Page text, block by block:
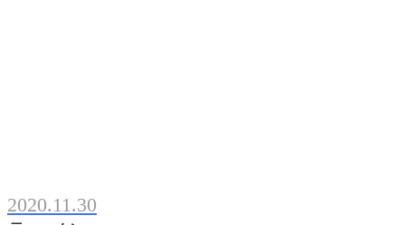
2020.11.30